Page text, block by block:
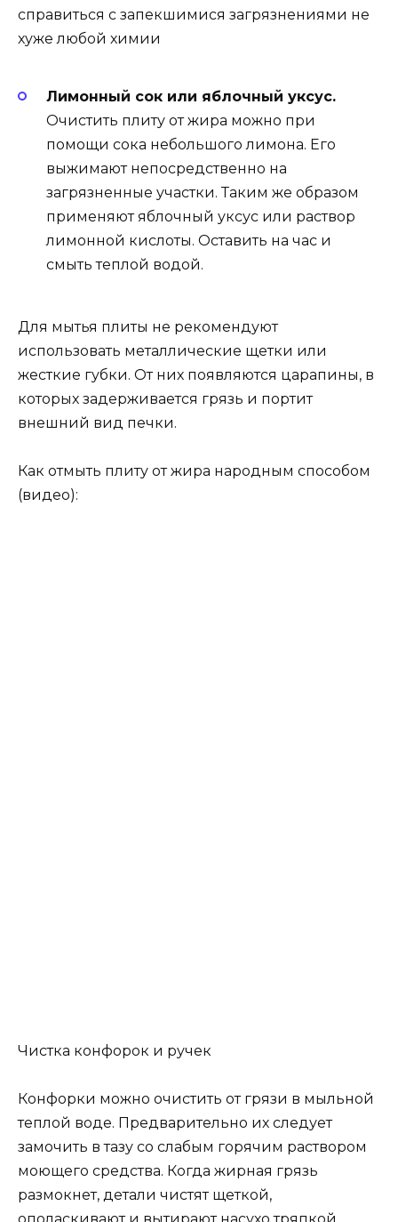
справиться с запекшимися загрязнениями не
хуже любой химии
Лимонный сок или яблочный уксус.
Очистить плиту от жира можно при
помощи сока небольшого лимона. Его
выжимают непосредственно на
загрязненные участки. Таким же образом
применяют яблочный уксус или раствор
лимонной кислоты. Оставить на час и
смыть теплой водой.
Для мытья плиты не рекомендуют
использовать металлические щетки или
жесткие губки. От них появляются царапины, в
которых задерживается грязь и портит
внешний вид печки.
Как отмыть плиту от жира народным способом
(видео):
Чистка конфорок и ручек
Конфорки можно очистить от грязи в мыльной
теплой воде. Предварительно их следует
замочить в тазу со слабым горячим раствором
моющего средства. Когда жирная грязь
размокнет, детали чистят щеткой,